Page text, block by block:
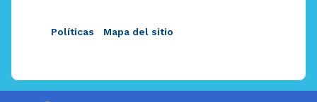
Políticas Mapa del sitio